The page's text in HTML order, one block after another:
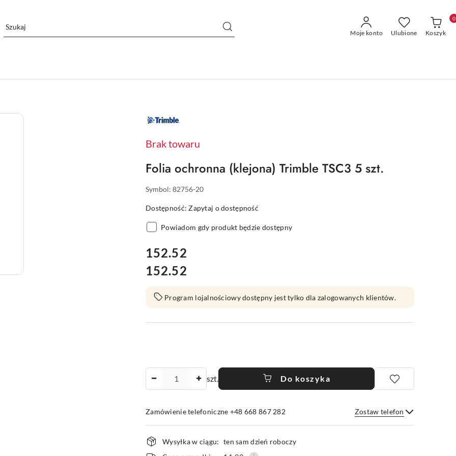
Moje konto Ulubione Koszyk
0
NAZWA
PRODUCENTA:
Brak towaru
Folia ochronna (klejona) Trimble TSC3 5 szt.
Symbol: 82756-20
Dostępność:Zapytaj o dostępność
Powiadom gdy produkt będzie dostępny
cena:
152.52
Cena:
152.52
Program lojalnościowy dostępny jest tylko dla zalogowanych klientów.
szt. Do koszyka
Zamówienie telefoniczne +48 668 867 282 Zostaw telefon
Wyślij
Dostępność
i
Wysyłka w ciągu: ten sam dzień roboczy